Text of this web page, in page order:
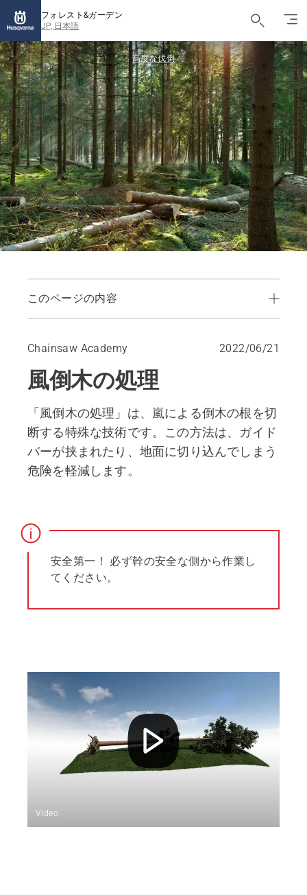
フォレスト&ガーデン
JP, 日本語
高度な伐倒
このページの内容
Chainsaw Academy 2022/06/21
風倒木の処理
「風倒木の処理」は、嵐による倒木の根を切
断する特殊な技術です。この方法は、ガイド
バーが挟まれたり、地面に切り込んでしまう
危険を軽減します。
安全第一！ 必ず幹の安全な側から作業し
てください。
Video